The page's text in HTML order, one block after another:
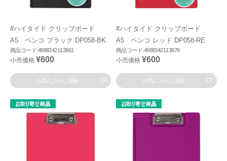
#ハイタイド クリップボード
A5 ペンコ ブラック DP058-BK
商品コード:4988342113861
小売価格 ¥600
お気に入りに登録
#ハイタイド クリップボード
A5 ペンコ レッド DP058-RE
商品コード:4988342113878
小売価格 ¥600
お気に入りに登録